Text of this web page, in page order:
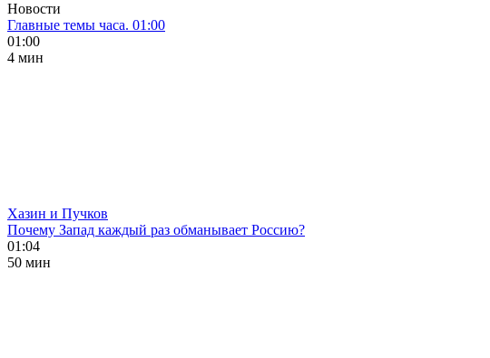
Новости
Главные темы часа. 01:00
01:00
4 мин
Хазин и Пучков
Почему Запад каждый раз обманывает Россию?
01:04
50 мин